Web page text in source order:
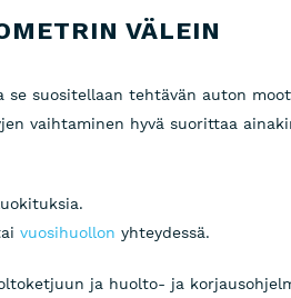
VÄLEIN
suositellaan tehtävän auton
vaihtaminen hyvä suorittaa
vuosihuollon yhteydessä.
ja huolto- ja